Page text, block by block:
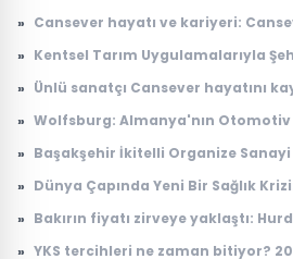
» Cansever hayatı ve kariyeri:
» Kentsel Tarım Uygulamalarıyla
» Ünlü sanatçı Cansever hayatını
» Wolfsburg: Almanya'nın Otomotiv
» Başakşehir İkitelli Organize
» Dünya Çapında Yeni Bir Sağlık
» Bakırın fiyatı zirveye yaklaştı:
» YKS tercihleri ne zaman bitiyor?